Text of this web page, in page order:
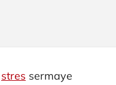
stres sermaye